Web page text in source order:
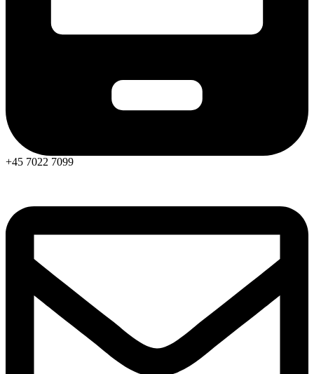
+45 7022 7099